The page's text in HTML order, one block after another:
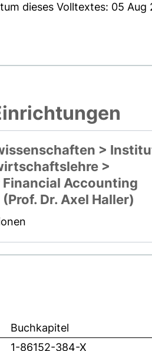
dieses Volltextes: 05 Aug
>
>
Accounting
Dr. Axel Haller)
Buchkapitel
1-86152-384-X